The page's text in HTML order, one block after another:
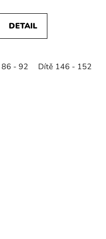
DETAIL
- 92 Dítě 146 - 152